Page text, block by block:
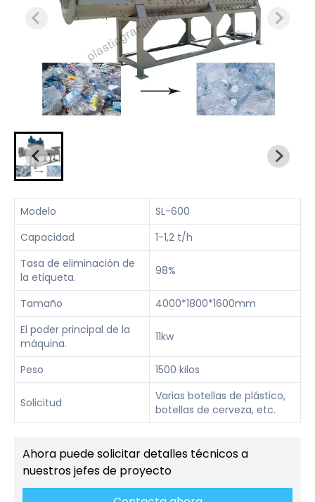
Modelo
SL-600
Capacidad
1-1,2 t/h
Tasa de eliminación de
la etiqueta.
98%
Tamaño
4000*1800*1600mm
El poder principal de la
máquina.
11kw
Peso 1500 kilos
Solicitud
Varias botellas de plástico,
botellas de cerveza, etc.
Ahora puede solicitar detalles técnicos a
nuestros jefes de proyecto